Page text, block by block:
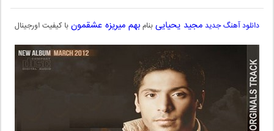
دانلود آهنگ جدید مجید یحیاییبنامبهم میریزه عشقمونبا کیفیت اورجینال